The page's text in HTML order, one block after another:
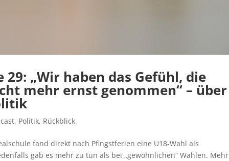
„Wir haben das Gefühl, die
mehr ernst genommen“ – über
, Politik, Rückblick
fand direkt nach Pfingstferien eine U18-Wahl als
gab es mehr zu tun als bei „gewöhnlichen“ Wahlen. Mehr